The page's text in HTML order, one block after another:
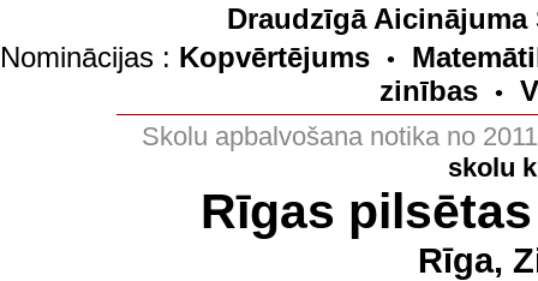
Draudzīgā
Nominācijas : Kopvērtējums •
zinības
•
Skolu apbalvošana notika no
skolu
Rīgas
Rīga,